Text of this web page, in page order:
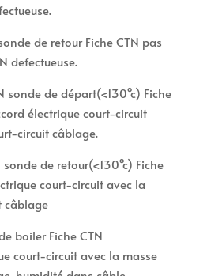
de retour Fiche CTN pas
defectueuse.
sonde de départ(<130°c) Fiche
électrique court-circuit
circuit câblage.
sonde de retour(<130°c) Fiche
court-circuit avec la
câblage
boiler Fiche CTN
court-circuit avec la masse